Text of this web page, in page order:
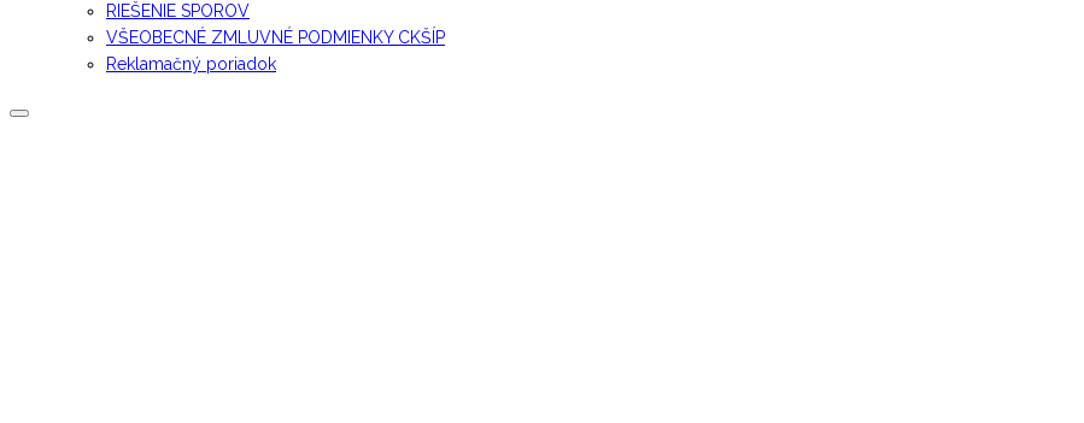
RIEŠENIE SPOROV
VŠEOBECNÉ ZMLUVNÉ PODMIENKY CKŠÍP
Reklamačný poriadok